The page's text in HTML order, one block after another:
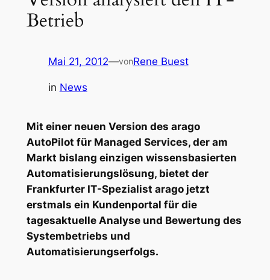
Betrieb
Mai 21, 2012—vonRene Buest
in News
Mit einer neuen Version des arago
AutoPilot für Managed Services, der am
Markt bislang einzigen wissensbasierten
Automatisierungslösung, bietet der
Frankfurter IT-Spezialist arago jetzt
erstmals ein Kundenportal für die
tagesaktuelle Analyse und Bewertung des
Systembetriebs und
Automatisierungserfolgs.